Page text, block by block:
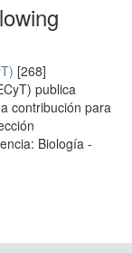
[268]
publica
contribución para
Biología -